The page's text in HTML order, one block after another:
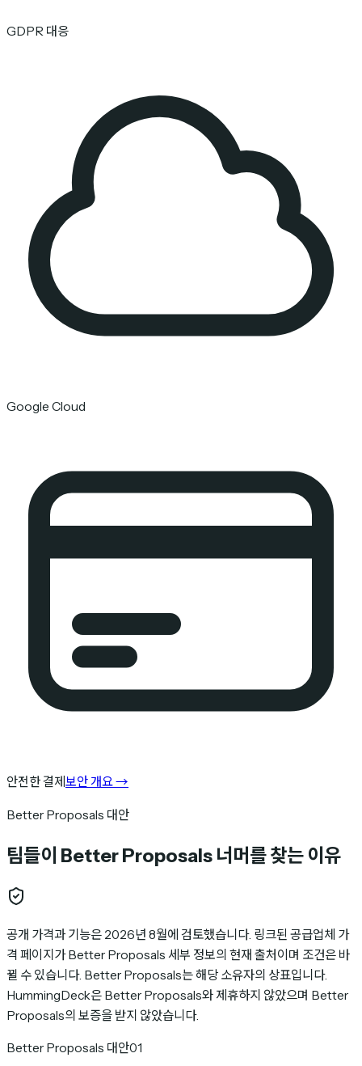
GDPR 대응
Google Cloud
안전한 결제 보안 개요→
Better Proposals 대안
팀들이 Better Proposals 너머를 찾는 이유
공개 가격과 기능은 2026년 8월에 검토했습니다. 링크된 공급업체 가
격 페이지가 Better Proposals 세부 정보의 현재 출처이며 조건은 바
뀔 수 있습니다. Better Proposals는 해당 소유자의 상표입니다.
HummingDeck은 Better Proposals와 제휴하지 않았으며 Better
Proposals의 보증을 받지 않았습니다.
Better Proposals 대안01